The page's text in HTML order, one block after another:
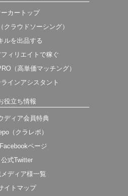
ーカートップ
クラウドソーシング）
ルを出品する
ィリエイトで稼ぐ
（高単価マッチング）
インアシスタント
役立ち情報
ディア会員特典
（クラレポ）
ページ
公式Twitter
ディア様一覧
イトマップ